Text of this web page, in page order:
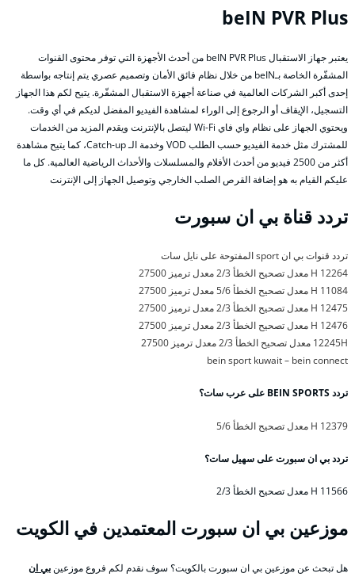
beIN PVR Plus
يعتبر جهاز الاستقبال beIN PVR Plus من أحدث الأجهزة التي توفر محتوى القنوات
المشفّرة الخاصة بـbeIN من خلال نظام فائق الأمان وتصميم عصري يتم إنتاجه بواسطة
إحدى أكبر الشركات العالمية في صناعة أجهزة الاستقبال المشفّرة. يتيح لكم هذا الجهاز
التسجيل، الإيقاف أو الرجوع إلى الوراء لمشاهدة الفيديو المفضل لديكم في أي وقت.
ويحتوي الجهاز على نظام واي فاي Wi-Fi ليتصل بالإنترنت ويقدم المزيد من الخدمات
للمشترك مثل خدمة الفيديو حسب الطلب VOD وخدمة الـ Catch-up، كما يتيح مشاهدة
أكثر من 2500 فيديو من أحدث الأفلام والمسلسلات والأحداث الرياضية العالمية. كل ما
عليكم القيام به هو إضافة القرص الصلب الخارجي وتوصيل الجهاز إلى الإنترنت
تردد قناة بي ان سبورت
تردد قنوات بي ان sport المفتوحة على نايل سات
12264 H معدل تصحيح الخطأ 2/3 معدل ترميز 27500
11084 H معدل تصحيح الخطأ 5/6 معدل ترميز 27500
12475 H معدل تصحيح الخطأ 2/3 معدل ترميز 27500
12476 H معدل تصحيح الخطأ 2/3 معدل ترميز 27500
12245H معدل تصحيح الخطأ 2/3 معدل ترميز 27500
bein sport kuwait – bein connect
تردد BEIN SPORTS على عرب سات؟
12379 H معدل تصحيح الخطأ 5/6
تردد بي ان سبورت على سهيل سات؟
11566 H معدل تصحيح الخطأ 2/3
موزعين بي ان سبورت المعتمدين في الكويت
هل تبحث عن موزعين بي ان سبورت بالكويت؟ سوف نقدم لكم فروع موزعينبي ان